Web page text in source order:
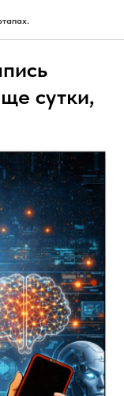
сутки,